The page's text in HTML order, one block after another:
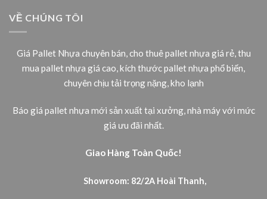
VỀ CHÚNG TÔI
Giá Pallet Nhựa chuyên bán, cho thuê pallet nhựa giá rẻ, thu
mua pallet nhựa giá cao, kích thước pallet nhựa phổ biến,
chuyên chịu tải trọng nặng, kho lạnh
Báo giá pallet nhựa mới sản xuất tại xưởng, nhà máy với mức
giá ưu đãi nhất.
Giao Hàng Toàn Quốc!
Showroom: 82/2A Hoài Thanh,